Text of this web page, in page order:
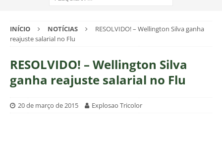
INÍCIO NOTÍCIAS
RESOLVIDO! – Wellington Silva ganha
reajuste salarial no Flu
RESOLVIDO! – Wellington Silva
ganha reajuste salarial no Flu
20 de março de 2015 Explosao Tricolor